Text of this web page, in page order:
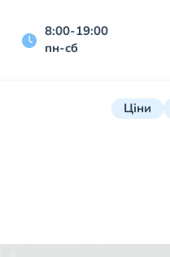
8:00-19:00
пн-сб
Ціни